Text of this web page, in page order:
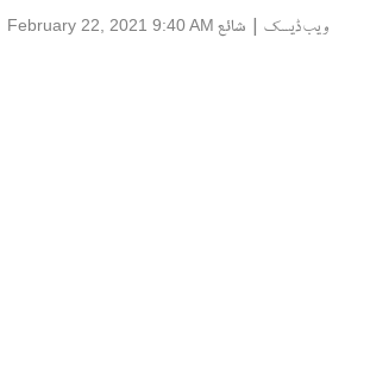
ویب ڈیسک | شائع February 22, 2021 9:40 AM